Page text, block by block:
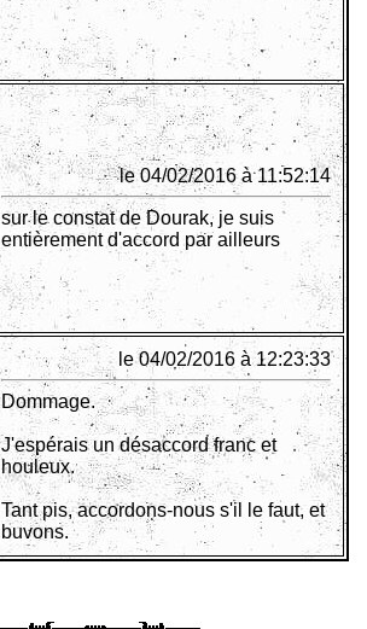
le 04/02/2016 à 11:52:14
sur le constat de Dourak, je suis
entièrement d'accord par ailleurs
le 04/02/2016 à 12:23:33
Dommage.
J'espérais un désaccord franc et
houleux.
Tant pis, accordons-nous s'il le faut, et
buvons.